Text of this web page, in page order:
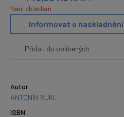
Není skladem
Informovat o naskladnění
Přidat do oblíbených
Autor
ANTONÍN RÜKL
ISBN